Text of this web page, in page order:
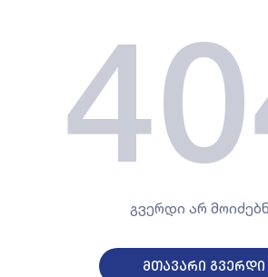
გვერდი არ
მთავარი გვერდი